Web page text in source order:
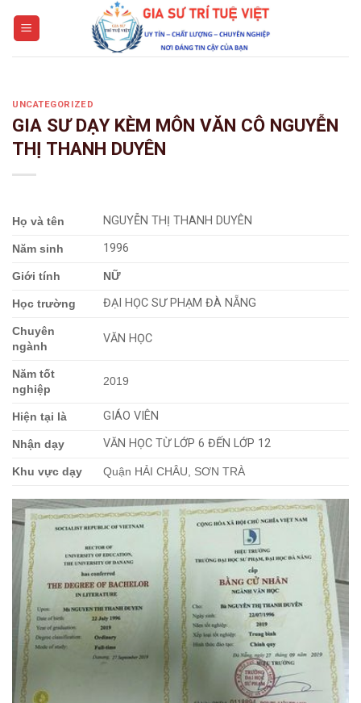
UNCATEGORIZED
GIA SƯ DẠY KÈM MÔN VĂN CÔ NGUYỄN
THỊ THANH DUYÊN
Họ và tên NGUYỄN THỊ THANH DUYÊN
Năm sinh 1996
Giới tính NỮ
Học trường ĐẠI HỌC SƯ PHẠM ĐÀ NẴNG
Chuyên
ngành
VĂN HỌC
Năm tốt
nghiệp
2019
Hiện tại là GIÁO VIÊN
Nhận dạy VĂN HỌC TỪ LỚP 6 ĐẾN LỚP 12
Khu vực dạy Quận HẢI CHÂU, SƠN TRÀ